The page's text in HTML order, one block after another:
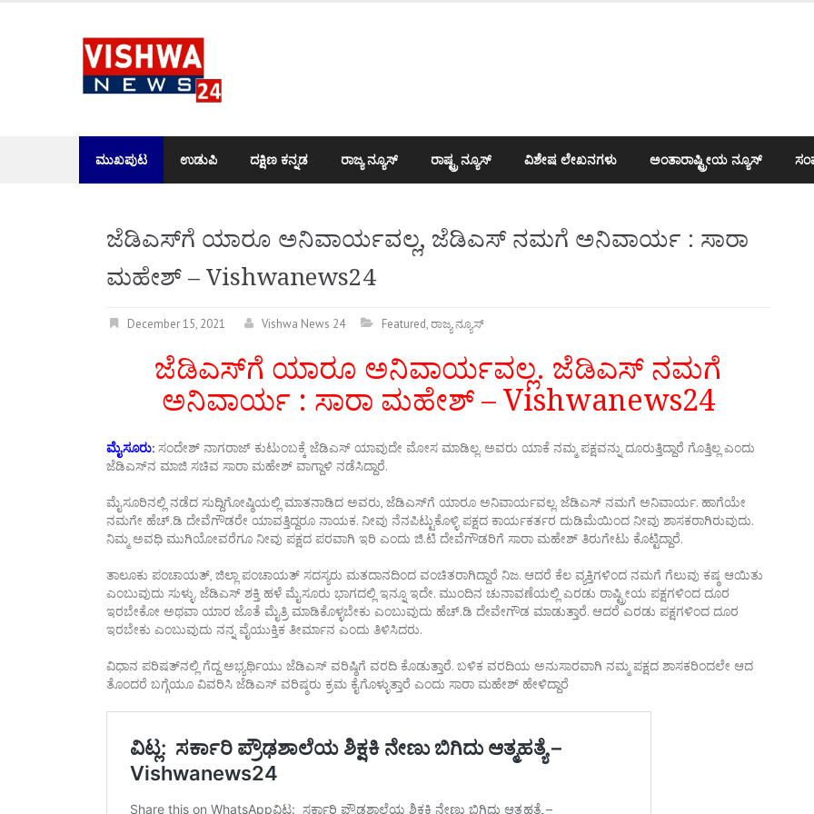
ಮುಖಪುಟ ಉಡುಪಿ ದಕ್ಷಿಣ ಕನ್ನಡ ರಾಜ್ಯ ನ್ಯೂಸ್ ರಾಷ್ಟ್ರ ನ್ಯೂಸ್ ವಿಶೇಷ ಲೇಖನಗಳು ಅಂತಾರಾಷ್ಟ್ರೀಯ ನ್ಯೂಸ್
ಜೆಡಿಎಸ್‌ಗೆ ಯಾರೂ ಅನಿವಾರ್ಯವಲ್ಲ, ಜೆಡಿಎಸ್ ನಮಗೆ ಅನಿವಾರ್ಯ : ಸಾರಾ
ಮಹೇಶ್ – Vishwanews24
December 15, 2021 Vishwa News 24 Featured,ರಾಜ್ಯ ನ್ಯೂಸ್
ಜೆಡಿಎಸ್‌ಗೆ ಯಾರೂ ಅನಿವಾರ್ಯವಲ್ಲ. ಜೆಡಿಎಸ್ ನಮಗೆ
ಅನಿವಾರ್ಯ : ಸಾರಾ ಮಹೇಶ್ – Vishwanews24
ಮೈಸೂರು: ಸಂದೇಶ್ ನಾಗರಾಜ್ ಕುಟುಂಬಕ್ಕೆ ಜೆಡಿಎಸ್ ಯಾವುದೇ ಮೋಸ ಮಾಡಿಲ್ಲ. ಅವರು ಯಾಕೆ ನಮ್ಮ ಪಕ್ಷವನ್ನು ದೂರುತ್ತಿದ್ದಾರೆ ಗೊತ್ತಿಲ್ಲ ಎಂದು
ಜೆಡಿಎಸ್‌ನ ಮಾಜಿ ಸಚಿವ ಸಾರಾ ಮಹೇಶ್ ವಾಗ್ದಾಳಿ ನಡೆಸಿದ್ದಾರೆ.
ಮೈಸೂರಿನಲ್ಲಿ ನಡೆದ ಸುದ್ದಿಗೋಷ್ಠಿಯಲ್ಲಿ ಮಾತನಾಡಿದ ಅವರು, ಜೆಡಿಎಸ್‌ಗೆ ಯಾರೂ ಅನಿವಾರ್ಯವಲ್ಲ. ಜೆಡಿಎಸ್ ನಮಗೆ ಅನಿವಾರ್ಯ. ಹಾಗೆಯೇ
ನಮಗೇ ಹೆಚ್.ಡಿ ದೇವೆಗೌಡರೇ ಯಾವತ್ತಿದ್ದರೂ ನಾಯಕ. ನೀವು ನೆನಪಿಟ್ಟುಕೊಳ್ಳಿ ಪಕ್ಷದ ಕಾರ್ಯಕರ್ತರ ದುಡಿಮೆಯಿಂದ ನೀವು ಶಾಸಕರಾಗಿರುವುದು.
ನಿಮ್ಮ ಅವಧಿ ಮುಗಿಯೋವರೆಗೂ ನೀವು ಪಕ್ಷದ ಪರವಾಗಿ ಇರಿ ಎಂದು ಜಿ.ಟಿ ದೇವೆಗೌಡರಿಗೆ ಸಾರಾ ಮಹೇಶ್ ತಿರುಗೇಟು ಕೊಟ್ಟಿದ್ದಾರೆ.
ತಾಲೂಕು ಪಂಚಾಯತ್, ಜಿಲ್ಲಾ ಪಂಚಾಯತ್ ಸದಸ್ಯರು ಮತದಾನದಿಂದ ವಂಚಿತರಾಗಿದ್ದಾರೆ ನಿಜ. ಆದರೆ ಕೆಲ ವ್ಯಕ್ತಿಗಳಿಂದ ನಮಗೆ ಗೆಲುವು ಕಷ್ಠ ಆಯಿತು
ಎಂಬುವುದು ಸುಳ್ಳು. ಜೆಡಿಎಸ್ ಶಕ್ತಿ ಹಳೆ ಮೈಸೂರು ಭಾಗದಲ್ಲಿ ಇನ್ನೂ ಇದೇ. ಮುಂದಿನ ಚುನಾವಣೆಯಲ್ಲಿ ಎರಡು ರಾಷ್ಟ್ರೀಯ ಪಕ್ಷಗಳಿಂದ ದೂರ
ಇರಬೇಕೋ ಅಥವಾ ಯಾರ ಜೊತೆ ಮೈತ್ರಿ ಮಾಡಿಕೊಳ್ಳಬೇಕು ಎಂಬುವುದು ಹೆಚ್.ಡಿ ದೇವೇಗೌಡ ಮಾಡುತ್ತಾರೆ. ಆದರೆ ಎರಡು ಪಕ್ಷಗಳಿಂದ ದೂರ
ಇರಬೇಕು ಎಂಬುವುದು ನನ್ನ ವೈಯುಕ್ತಿಕ ತೀರ್ಮಾನ ಎಂದು ತಿಳಿಸಿದರು.
ವಿಧಾನ ಪರಿಷತ್‌ನಲ್ಲಿ ಗೆದ್ದ ಅಭ್ಯರ್ಥಿಯು ಜೆಡಿಎಸ್ ವರಿಷ್ಠಿಗೆ ವರದಿ ಕೊಡುತ್ತಾರೆ. ಬಳಿಕ ವರದಿಯ ಅನುಸಾರವಾಗಿ ನಮ್ಮ ಪಕ್ಷದ ಶಾಸಕರಿಂದಲೇ ಆದ
ತೊಂದರೆ ಬಗ್ಗೆಯೂ ವಿವರಿಸಿ ಜೆಡಿಎಸ್ ವರಿಷ್ಠರು ಕ್ರಮ ಕೈಗೊಳ್ಳುತ್ತಾರೆ ಎಂದು ಸಾರಾ ಮಹೇಶ್ ಹೇಳಿದ್ದಾರೆ